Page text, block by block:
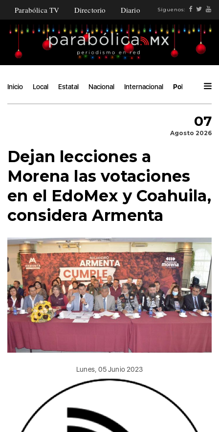
Parabólica TV Directorio Diario Síguenos:
Inicio Local Estatal Nacional Internacional Política
07
Agosto 2026
Dejan lecciones a
Morena las votaciones
en el EdoMex y Coahuila,
considera Armenta
Lunes, 05 Junio 2023